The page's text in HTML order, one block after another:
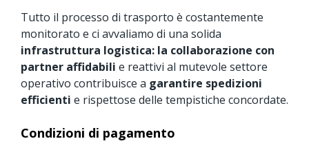
Tutto il processo di trasporto è costantemente
monitorato e ci avvaliamo di una solida
infrastruttura logistica: la collaborazione con
partner affidabili e reattivi al mutevole settore
operativo contribuisce a garantire spedizioni
efficienti e rispettose delle tempistiche concordate.
Condizioni di pagamento